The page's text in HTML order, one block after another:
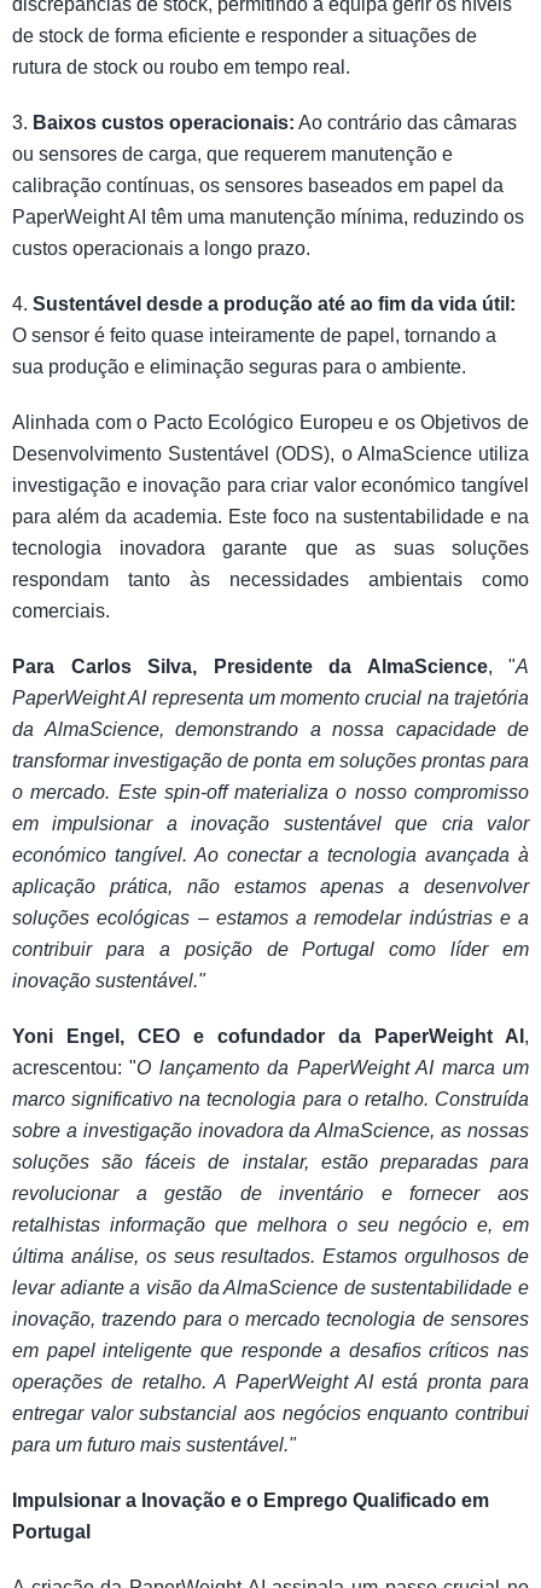
discrepâncias de stock, permitindo à equipa gerir os níveis
de stock de forma eficiente e responder a situações de
rutura de stock ou roubo em tempo real.
3. Baixos custos operacionais: Ao contrário das câmaras
ou sensores de carga, que requerem manutenção e
calibração contínuas, os sensores baseados em papel da
PaperWeight AI têm uma manutenção mínima, reduzindo os
custos operacionais a longo prazo.
4. Sustentável desde a produção até ao fim da vida útil:
O sensor é feito quase inteiramente de papel, tornando a
sua produção e eliminação seguras para o ambiente.
Alinhada com o Pacto Ecológico Europeu e os Objetivos de
Desenvolvimento Sustentável (ODS), o AlmaScience utiliza
investigação e inovação para criar valor económico tangível
para além da academia. Este foco na sustentabilidade e na
tecnologia inovadora garante que as suas soluções
respondam tanto às necessidades ambientais como
comerciais.
Para Carlos Silva, Presidente da AlmaScience, "A
PaperWeight AI representa um momento crucial na trajetória
da AlmaScience, demonstrando a nossa capacidade de
transformar investigação de ponta em soluções prontas para
o mercado. Este spin-off materializa o nosso compromisso
em impulsionar a inovação sustentável que cria valor
económico tangível. Ao conectar a tecnologia avançada à
aplicação prática, não estamos apenas a desenvolver
soluções ecológicas – estamos a remodelar indústrias e a
contribuir para a posição de Portugal como líder em
inovação sustentável."
Yoni Engel, CEO e cofundador da PaperWeight AI ,
acrescentou: "O lançamento da PaperWeight AI marca um
marco significativo na tecnologia para o retalho. Construída
sobre a investigação inovadora da AlmaScience, as nossas
soluções são fáceis de instalar, estão preparadas para
revolucionar a gestão de inventário e fornecer aos
retalhistas informação que melhora o seu negócio e, em
última análise, os seus resultados. Estamos orgulhosos de
levar adiante a visão da AlmaScience de sustentabilidade e
inovação, trazendo para o mercado tecnologia de sensores
em papel inteligente que responde a desafios críticos nas
operações de retalho. A PaperWeight AI está pronta para
entregar valor substancial aos negócios enquanto contribui
para um futuro mais sustentável."
Impulsionar a Inovação e o Emprego Qualificado em
Portugal